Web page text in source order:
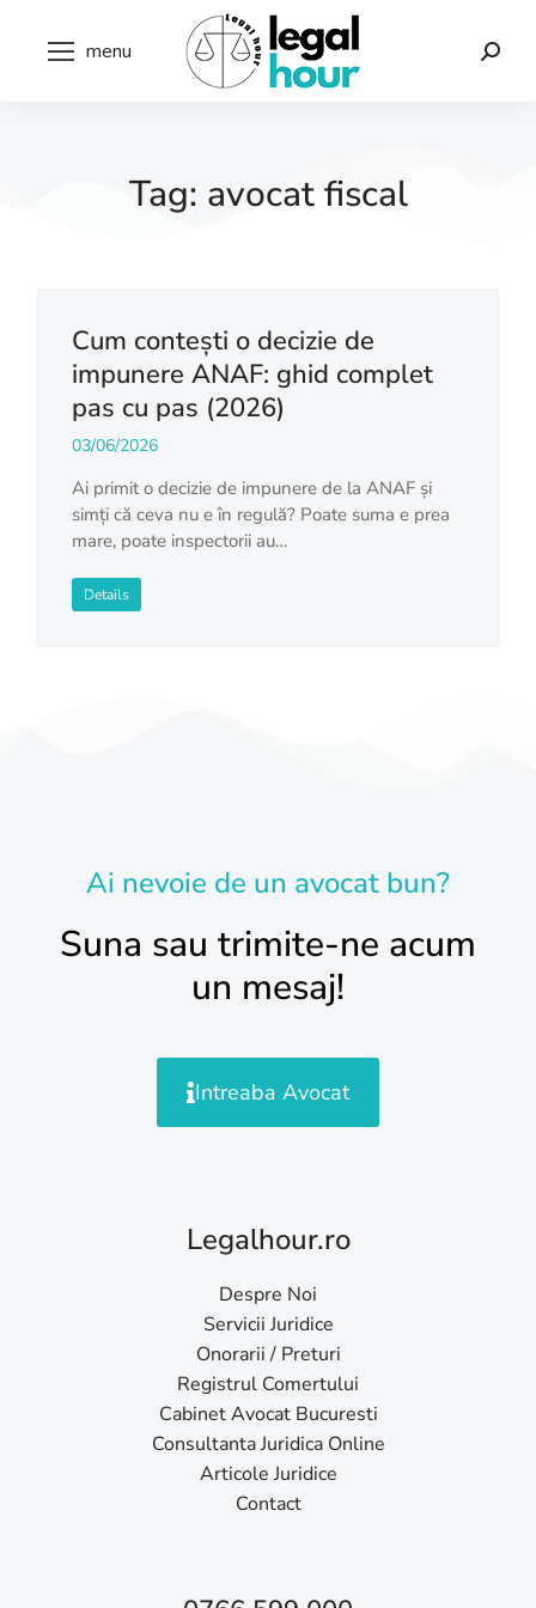
menu
Tag: avocat fiscal
Cum contești o decizie de
impunere ANAF: ghid complet
pas cu pas (2026)
03/06/2026
Ai primit o decizie de impunere de la ANAF și
simți că ceva nu e în regulă? Poate suma e prea
mare, poate inspectorii au…
Details
Ai nevoie de un avocat bun?
Suna sau trimite-ne acum
un mesaj!
Intreaba Avocat
Legalhour.ro
Despre Noi
Servicii Juridice
Onorarii / Preturi
Registrul Comertului
Cabinet Avocat Bucuresti
Consultanta Juridica Online
Articole Juridice
Contact